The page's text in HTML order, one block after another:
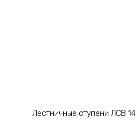
Лестничные ступени ЛСВ 14